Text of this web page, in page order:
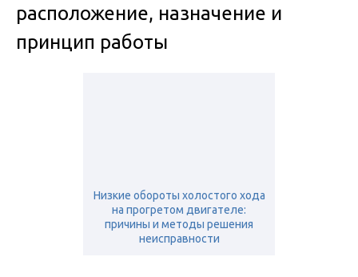
расположение, назначение и
принцип работы
Низкие обороты холостого хода
на прогретом двигателе:
причины и методы решения
неисправности